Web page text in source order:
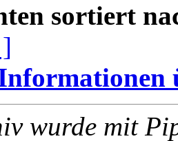
sortiert
wurde mit